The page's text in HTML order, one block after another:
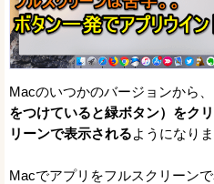
Macのいつかのバージョンから、
をつけていると緑ボタン）をク
リーンで表示されるようになりま
Macでアプリをフルスクリーン